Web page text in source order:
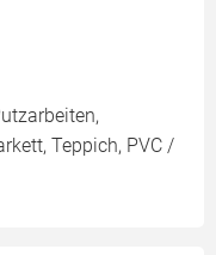
Teppich, PVC /